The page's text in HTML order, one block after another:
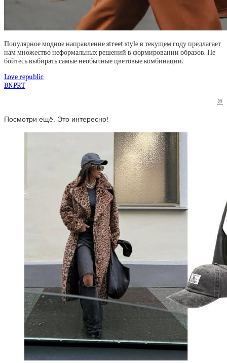
Популярное модное направление street style в текущем году предлагает
нам множество неформальных решений в формировании образов. Не
бойтесь выбирать самые необычные цветовые комбинации.
Love republic
BNPRT
©
Посмотри ещё. Это интересно!